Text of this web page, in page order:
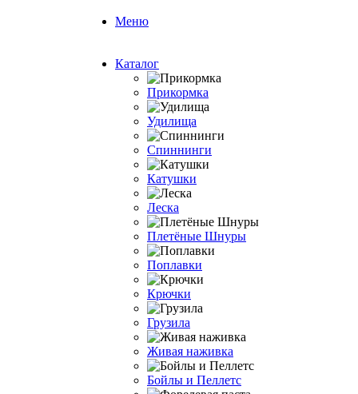
Меню
Каталог
Прикормка
Удилища
Спиннинги
Катушки
Леска
Плетёные Шнуры
Поплавки
Крючки
Грузила
Живая наживка
Бойлы и Пеллетс